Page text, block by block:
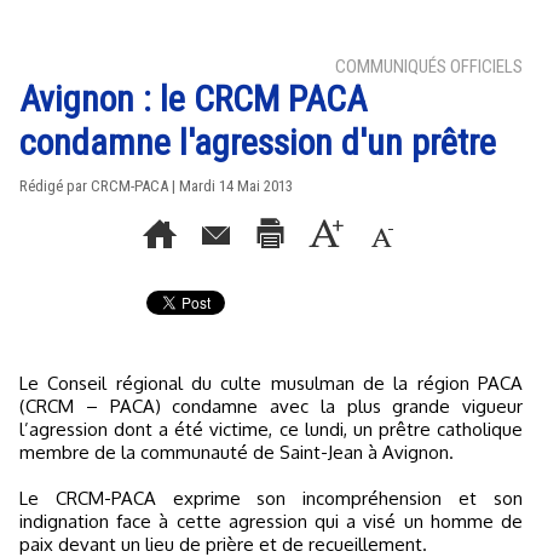
COMMUNIQUÉS OFFICIELS
Avignon : le CRCM PACA
condamne l'agression d'un prêtre
Rédigé par CRCM-PACA | Mardi 14 Mai 2013
Le Conseil régional du culte musulman de la région PACA
(CRCM – PACA) condamne avec la plus grande vigueur
l’agression dont a été victime, ce lundi, un prêtre catholique
membre de la communauté de Saint-Jean à Avignon.
Le CRCM-PACA exprime son incompréhension et son
indignation face à cette agression qui a visé un homme de
paix devant un lieu de prière et de recueillement.